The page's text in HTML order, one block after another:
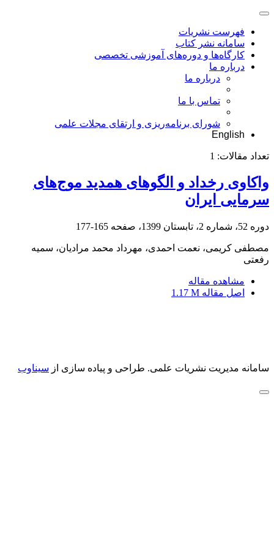
فهرست نشریات
سامانه نشر کتاب
کارگاه‌ها و دوره‌های آموزشی تخصصی
درباره ما
درباره ما
تماس با ما
شورای برنامه‌ریزی و ارتقای مجلات علمی
English
تعداد مقالات: 1
واکاوی رخداد و الگوهای همدید موج‌های
سرمایی ایران
دوره 52، شماره 2، تابستان 1399، صفحه 165-177
مصطفی کریمی، نعمت احمدی، مهرداد محمد مرادیان، سمیه
رفعتی
مشاهده مقاله
اصل مقاله 1.17 M
سامانه مدیریت نشریات علمی. طراحی و پیاده سازی از سیناوب